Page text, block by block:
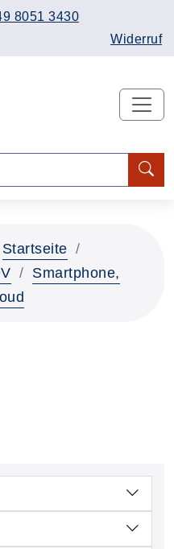
8051 3430
Widerruf
Startseite
Smartphone,